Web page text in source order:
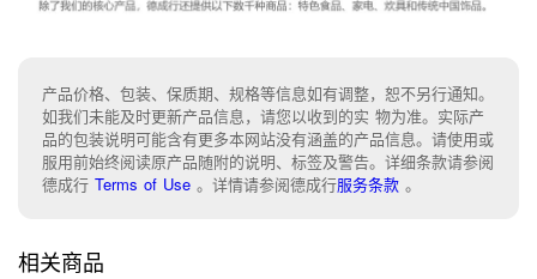
产品价格、包装、保质期、规格等信息如有调整，恕不另行通知。
如我们未能及时更新产品信息，请您以收到的实 物为准。实际产
品的包装说明可能含有更多本网站没有涵盖的产品信息。请使用或
服用前始终阅读原产品随附的说明、标签及警告。详细条款请参阅
德成行 Terms of Use 。 详情请参阅德成行服务条款 。
相关商品